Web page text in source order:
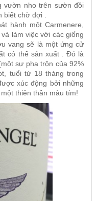
vườn nho trên sườn đồi
chờ đợi .
hành một Carmenere,
làm việc với các giống
vang sẽ là một ứng cử
có thể sản xuất . Đó là
sự pha trộn của 92%
tuổi từ 18 tháng trong
xúc động bởi những
thiên thần màu tím!